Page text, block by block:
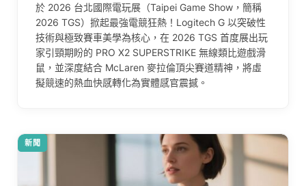
於 2026 台北國際電玩展（Taipei Game Show，簡稱
2026 TGS）掀起最強電競狂熱！Logitech G 以突破性
技術與極致賽車美學為核心，在 2026 TGS 首度展出玩
家引頸期盼的 PRO X2 SUPERSTRIKE 無線類比遊戲滑
鼠，並深度結合 McLaren 麥拉倫頂尖賽道精神，將虛
擬競速的熱血快感轉化為實體感官震撼。
新聞